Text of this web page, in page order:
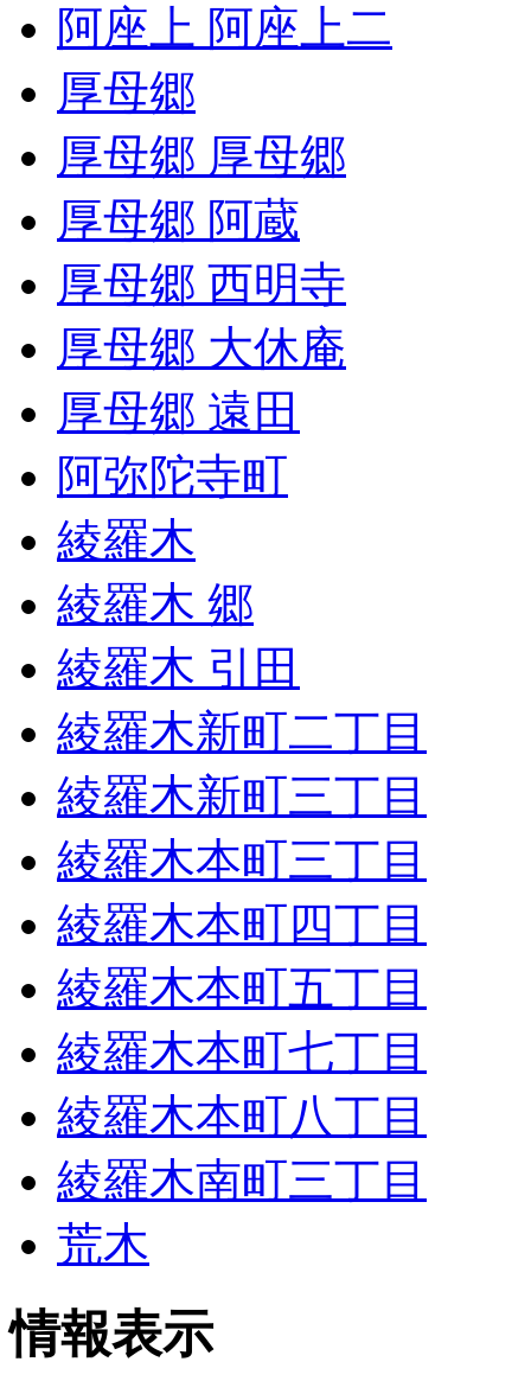
阿座上 阿座上二
厚母郷
厚母郷 厚母郷
厚母郷 阿蔵
厚母郷 西明寺
厚母郷 大休庵
厚母郷 遠田
阿弥陀寺町
綾羅木
綾羅木 郷
綾羅木 引田
綾羅木新町二丁目
綾羅木新町三丁目
綾羅木本町三丁目
綾羅木本町四丁目
綾羅木本町五丁目
綾羅木本町七丁目
綾羅木本町八丁目
綾羅木南町三丁目
荒木
情報表示